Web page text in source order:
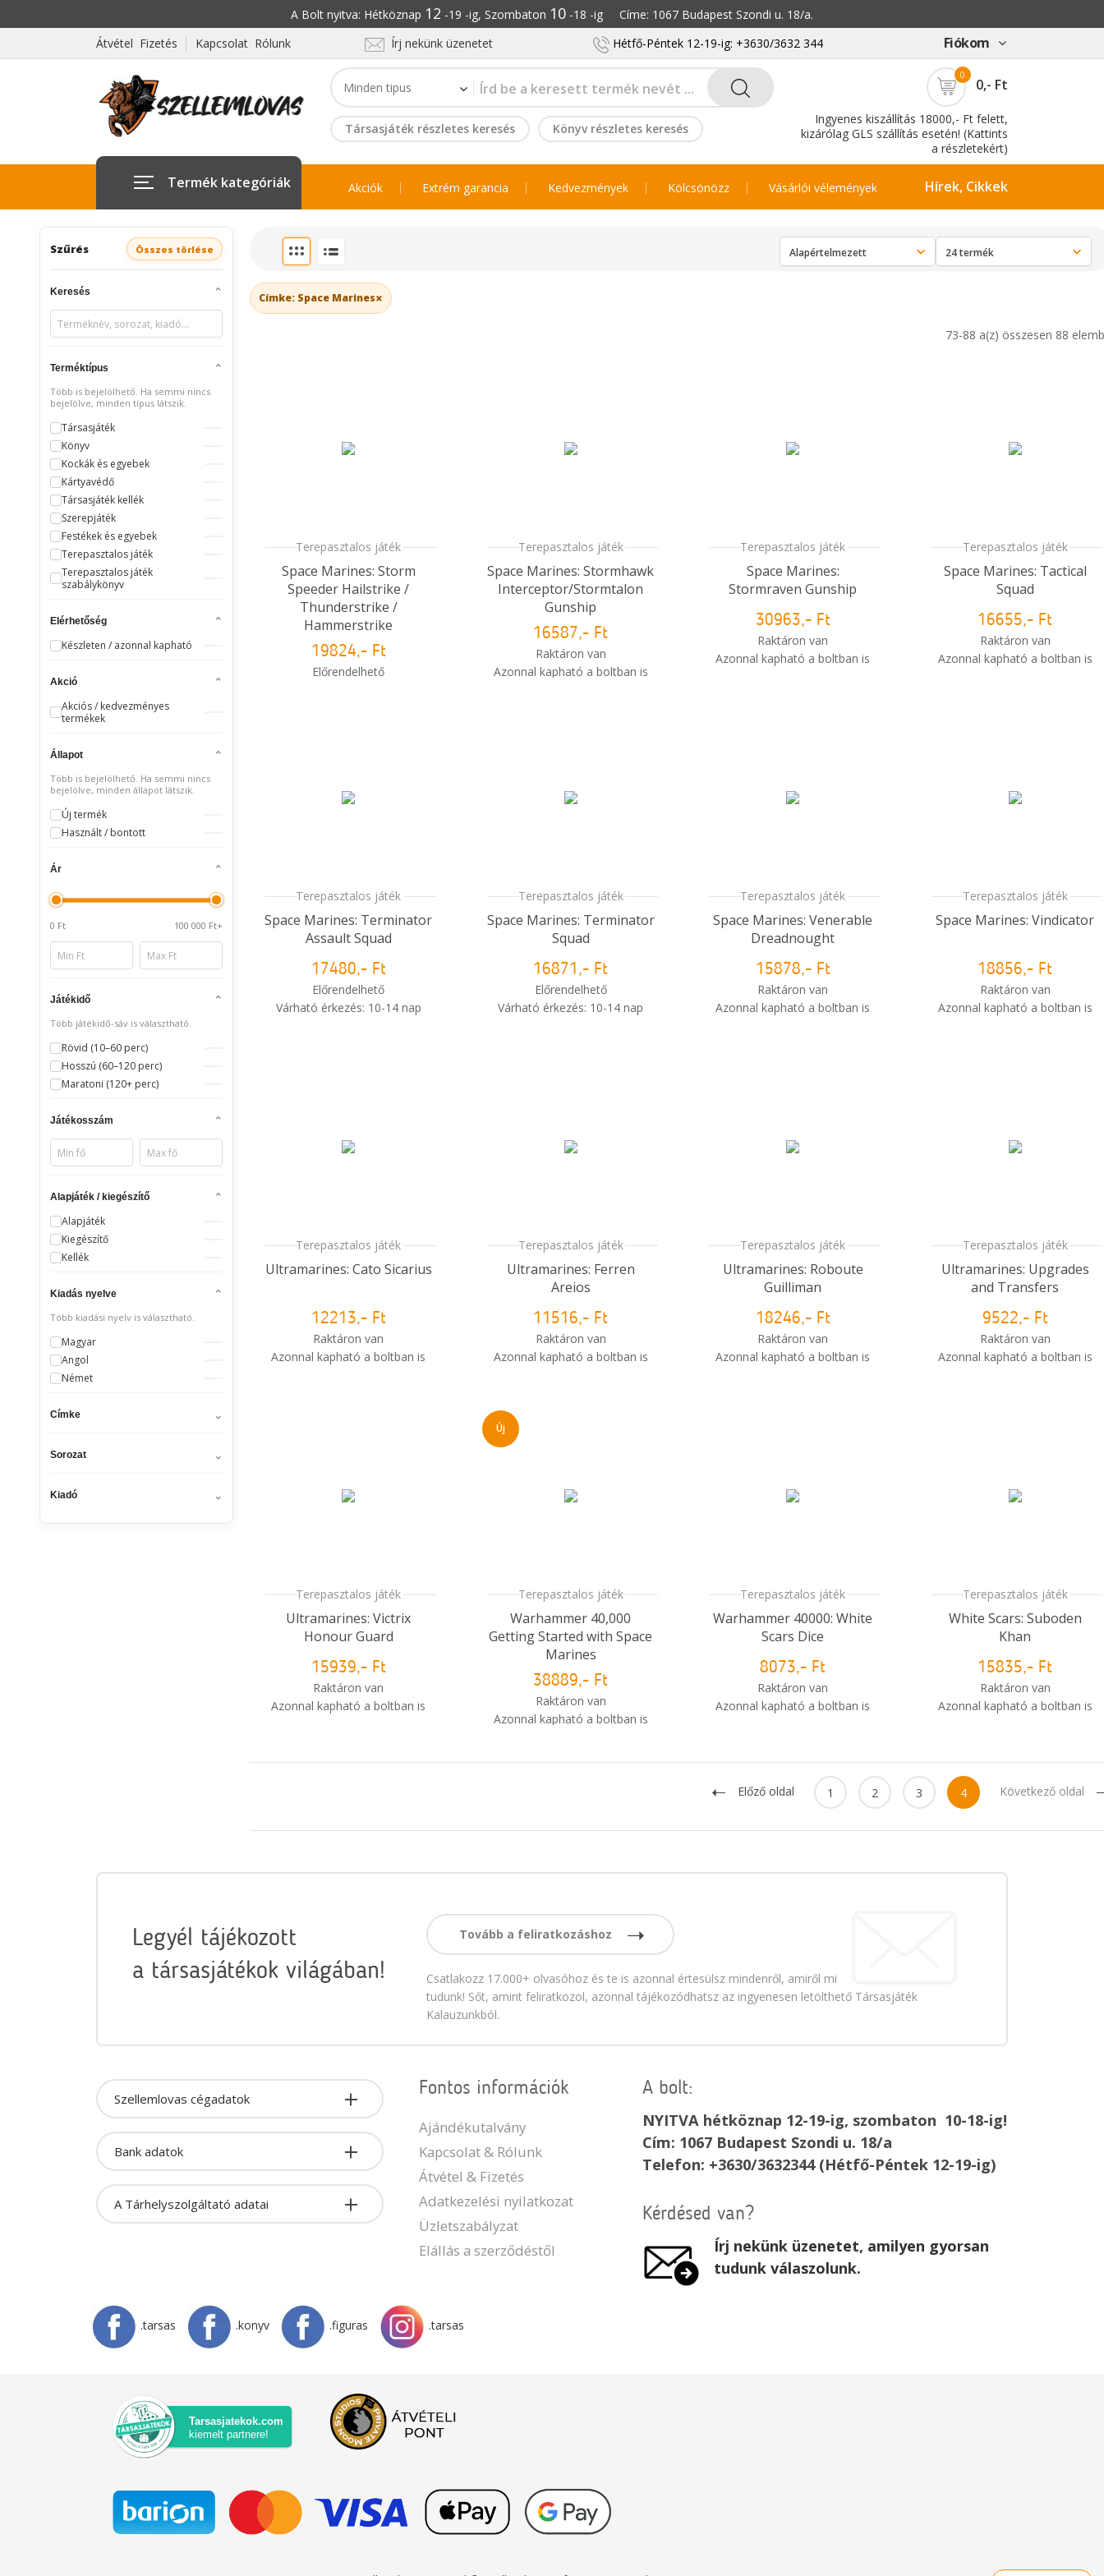
A Bolt nyitva: Hétköznap 12 -19 -ig, Szombaton 10 -18 -ig Címe: 1067 Budapest Szondi u. 18/a.
Átvétel Fizetés
Kapcsolat Rólunk Írj nekünk üzenetet Hétfő-Péntek 12-19-ig: +3630/3632 344 Fiókom
Társasjáték részletes keresés Könyv részletes keresés
0
0,- Ft
Ingyenes kiszállítás 18000,- Ft felett,
kizárólag GLS szállítás esetén! (Kattints
a részletekért)
Termék kategóriák Akciók Extrém garancia Kedvezmények Kölcsönözz Vásárlói vélemények Hírek, Cikkek
Szűrés Összes törlése
Keresés
Terméktípus
Több is bejelölhető. Ha semmi nincs
bejelölve, minden típus látszik.
Társasjáték
Könyv
Kockák és egyebek
Kártyavédő
Társasjáték kellék
Szerepjáték
Festékek és egyebek
Terepasztalos játék
Terepasztalos játék
szabálykönyv
Elérhetőség
Készleten / azonnal kapható
Akció
Akciós / kedvezményes
termékek
Állapot
Több is bejelölhető. Ha semmi nincs
bejelölve, minden állapot látszik.
Új termék
Használt / bontott
Ár
0 Ft 100 000 Ft+
Játékidő
Több játékidő-sáv is választható.
Rövid (10–60 perc)
Hosszú (60–120 perc)
Maratoni (120+ perc)
Játékosszám
Alapjáték / kiegészítő
Alapjáték
Kiegészítő
Kellék
Kiadás nyelve
Több kiadási nyelv is választható.
Magyar
Angol
Német
Címke
Sorozat
Kiadó
Címke: Space Marines×
73-88 a(z) összesen 88
Terepasztalos játék
Space Marines: Storm
Speeder Hailstrike /
Thunderstrike /
Hammerstrike
19824,- Ft
Előrendelhető
Terepasztalos játék
Space Marines: Stormhawk
Interceptor/Stormtalon
Gunship
16587,- Ft
Raktáron van
Azonnal kapható a boltban is
Terepasztalos játék
Space Marines:
Stormraven Gunship
30963,- Ft
Raktáron van
Azonnal kapható a boltban is
Terepasztalos játék
Space Marines: Tactical
Squad
16655,- Ft
Raktáron van
Azonnal kapható a boltban is
Terepasztalos játék
Space Marines: Terminator
Assault Squad
17480,- Ft
Előrendelhető
Várható érkezés: 10-14 nap
Terepasztalos játék
Space Marines: Terminator
Squad
16871,- Ft
Előrendelhető
Várható érkezés: 10-14 nap
Terepasztalos játék
Space Marines: Venerable
Dreadnought
15878,- Ft
Raktáron van
Azonnal kapható a boltban is
Terepasztalos játék
Space Marines: Vindicator
18856,- Ft
Raktáron van
Azonnal kapható a boltban is
Terepasztalos játék
Ultramarines: Cato Sicarius
12213,- Ft
Raktáron van
Azonnal kapható a boltban is
Terepasztalos játék
Ultramarines: Ferren
Areios
11516,- Ft
Raktáron van
Azonnal kapható a boltban is
Terepasztalos játék
Ultramarines: Roboute
Guilliman
18246,- Ft
Raktáron van
Azonnal kapható a boltban is
Terepasztalos játék
Ultramarines: Upgrades
and Transfers
9522,- Ft
Raktáron van
Azonnal kapható a boltban is
Terepasztalos játék
Ultramarines: Victrix
Honour Guard
15939,- Ft
Raktáron van
Azonnal kapható a boltban is
rendelésem?
Új
Terepasztalos játék
Warhammer 40,000
Getting Started with Space
Marines
38889,- Ft
Raktáron van
Azonnal kapható a boltban is
Terepasztalos játék
Warhammer 40000: White
Scars Dice
8073,- Ft
Raktáron van
Azonnal kapható a boltban is
rendelésem?
Terepasztalos játék
White Scars: Suboden
Khan
15835,- Ft
Raktáron van
Azonnal kapható a boltban is
rendelésem?
Előző oldal 1 2 3 4 Következő oldal
Legyél tájékozott
a társasjátékok világában!
Tovább a feliratkozáshoz
Csatlakozz 17.000+ olvasóhoz és te is azonnal értesülsz mindenről, amiről mi
tudunk! Sőt, amint feliratkozol, azonnal tájékozódhatsz az ingyenesen letölthető Társasjáték
Kalauzunkból.
Szellemlovas cégadatok
Bank adatok
A Tárhelyszolgáltató adatai
Fontos információk
Ajándékutalvány
Kapcsolat & Rólunk
Átvétel & Fizetés
Adatkezelési nyilatkozat
Üzletszabályzat
Elállás a szerződéstől
A bolt:
NYITVA hétköznap 12-19-ig, szombaton 10-18-ig!
Cím: 1067 Budapest Szondi u. 18/a
Telefon: +3630/3632344 (Hétfő-Péntek 12-19-ig)
Kérdésed van?
Írj nekünk üzenetet, amilyen gyorsan
tudunk válaszolunk.
.tarsas .konyv .figuras .tarsas
Tarsasjatekok.com
kiemelt partnere!